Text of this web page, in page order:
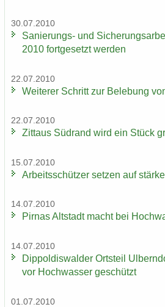
30.07.2010
Sanierungs-​ und
2010 fort­ge­setzt wer­den
22.07.2010
Wei­te­rer Schritt zur Be­le­bung
22.07.2010
Zit­taus Süd­rand wird ein Stück
15.07.2010
Ar­beits­schüt­zer set­zen auf
14.07.2010
Pirnas Alt­stadt macht bei
14.07.2010
Di­ppol­dis­wal­der Orts­teil
vor Hoch­was­ser ge­schützt
01.07.2010